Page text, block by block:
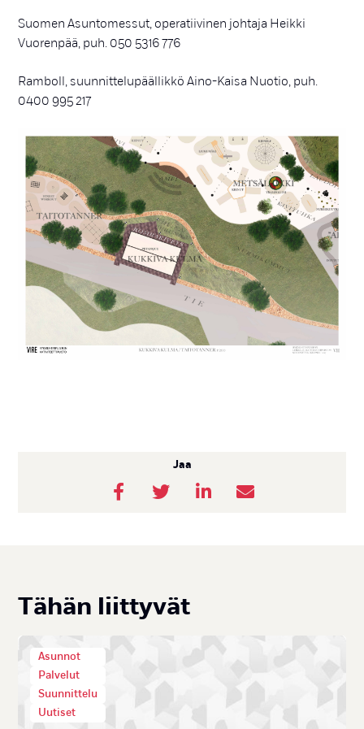
Suomen Asuntomessut, operatiivinen johtaja Heikki
Vuorenpää, puh. 050 5316 776
Ramboll, suunnittelupäällikkö Aino-Kaisa Nuotio, puh.
0400 995 217
Jaa
Tä­hän liit­ty­vät
Asunnot
Palvelut
Suunnittelu
Uutiset